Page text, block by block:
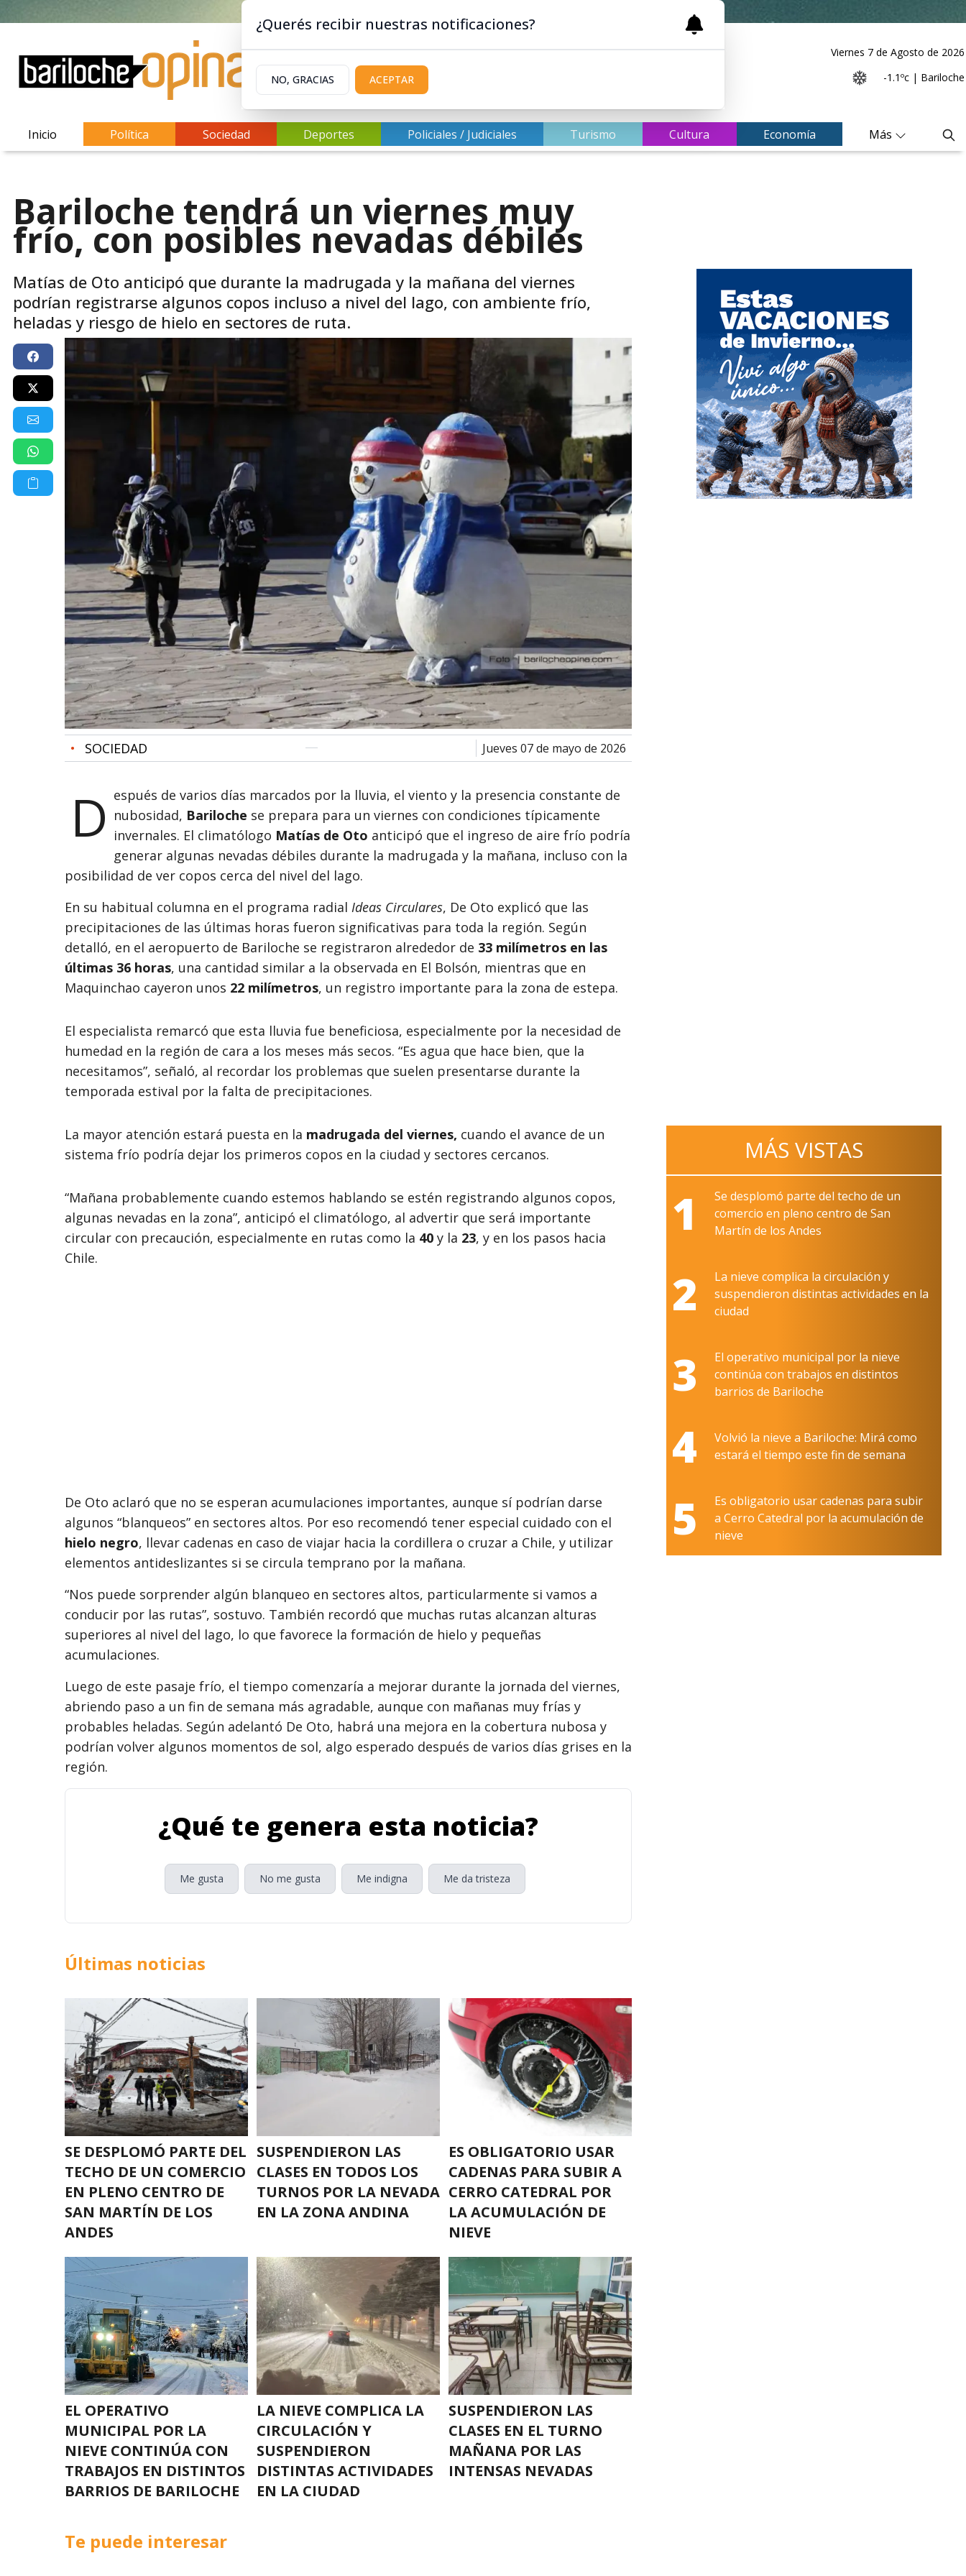
Viernes 7 de Agosto de 2026
-1.1ºc | Bariloche
Inicio Política Sociedad Deportes Policiales / Judiciales Turismo Cultura Economía Más
Bariloche tendrá un viernes muy
frío, con posibles nevadas débiles
Matías de Oto anticipó que durante la madrugada y la mañana del viernes
podrían registrarse algunos copos incluso a nivel del lago, con ambiente frío,
heladas y riesgo de hielo en sectores de ruta.
• SOCIEDAD jueves 07 de mayo de 2026
D espués de varios días marcados por la lluvia, el viento y la presencia constante de
nubosidad, Bariloche se prepara para un viernes con condiciones típicamente
invernales. El climatólogo Matías de Oto anticipó que el ingreso de aire frío podría
generar algunas nevadas débiles durante la madrugada y la mañana, incluso con la
posibilidad de ver copos cerca del nivel del lago.
En su habitual columna en el programa radial Ideas Circulares, De Oto explicó que las
precipitaciones de las últimas horas fueron significativas para toda la región. Según
detalló, en el aeropuerto de Bariloche se registraron alrededor de 33 milímetros en las
últimas 36 horas, una cantidad similar a la observada en El Bolsón, mientras que en
Maquinchao cayeron unos 22 milímetros, un registro importante para la zona de estepa.
El especialista remarcó que esta lluvia fue beneficiosa, especialmente por la necesidad de
humedad en la región de cara a los meses más secos. “Es agua que hace bien, que la
necesitamos”, señaló, al recordar los problemas que suelen presentarse durante la
temporada estival por la falta de precipitaciones.
La mayor atención estará puesta en la madrugada del viernes, cuando el avance de un
sistema frío podría dejar los primeros copos en la ciudad y sectores cercanos.
“Mañana probablemente cuando estemos hablando se estén registrando algunos copos,
algunas nevadas en la zona”, anticipó el climatólogo, al advertir que será importante
circular con precaución, especialmente en rutas como la 40y la 23, y en los pasos hacia
Chile.
De Oto aclaró que no se esperan acumulaciones importantes, aunque sí podrían darse
algunos “blanqueos” en sectores altos. Por eso recomendó tener especial cuidado con el
hielo negro, llevar cadenas en caso de viajar hacia la cordillera o cruzar a Chile, y utilizar
elementos antideslizantes si se circula temprano por la mañana.
“Nos puede sorprender algún blanqueo en sectores altos, particularmente si vamos a
conducir por las rutas”, sostuvo. También recordó que muchas rutas alcanzan alturas
superiores al nivel del lago, lo que favorece la formación de hielo y pequeñas
acumulaciones.
Luego de este pasaje frío, el tiempo comenzaría a mejorar durante la jornada del viernes,
abriendo paso a un fin de semana más agradable, aunque con mañanas muy frías y
probables heladas. Según adelantó De Oto, habrá una mejora en la cobertura nubosa y
podrían volver algunos momentos de sol, algo esperado después de varios días grises en la
región.
¿Qué te genera esta noticia?
Me gusta No me gusta Me indigna Me da tristeza
Últimas noticias
SE DESPLOMÓ PARTE DEL
TECHO DE UN COMERCIO
EN PLENO CENTRO DE
SAN MARTÍN DE LOS
ANDES
SUSPENDIERON LAS
CLASES EN TODOS LOS
TURNOS POR LA NEVADA
EN LA ZONA ANDINA
ES OBLIGATORIO USAR
CADENAS PARA SUBIR A
CERRO CATEDRAL POR
LA ACUMULACIÓN DE
NIEVE
EL OPERATIVO
MUNICIPAL POR LA
NIEVE CONTINÚA CON
TRABAJOS EN DISTINTOS
BARRIOS DE BARILOCHE
LA NIEVE COMPLICA LA
CIRCULACIÓN Y
SUSPENDIERON
DISTINTAS ACTIVIDADES
EN LA CIUDAD
SUSPENDIERON LAS
CLASES EN EL TURNO
MAÑANA POR LAS
INTENSAS NEVADAS
Te puede interesar
MÁS VISTAS
1
Se desplomó parte del techo de un
comercio en pleno centro de San
Martín de los Andes
2
La nieve complica la circulación y
suspendieron distintas actividades en la
ciudad
3
El operativo municipal por la nieve
continúa con trabajos en distintos
barrios de Bariloche
4
Volvió la nieve a Bariloche: Mirá como
estará el tiempo este fin de semana
5
Es obligatorio usar cadenas para subir
a Cerro Catedral por la acumulación de
nieve
¿Querés recibir nuestras notificaciones?
NO, GRACIAS ACEPTAR